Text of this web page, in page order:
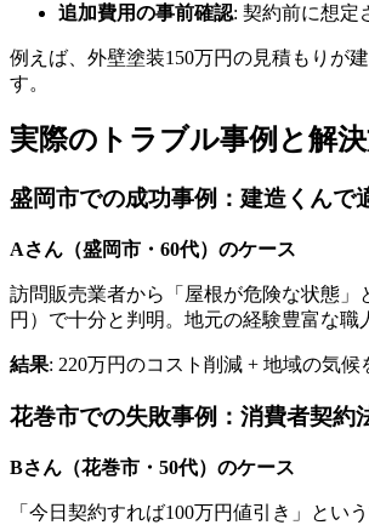
追加費用の事前確認: 契約前に想定
例えば、外壁塗装150万円の見積もりが
す。
実際のトラブル事例と解
盛岡市での成功事例：建造くんで
Aさん（盛岡市・60代）のケース
訪問販売業者から「屋根が危険な状態
円）で十分と判明。地元の経験豊富な職
結果: 220万円のコスト削減 + 地域の気
花巻市での失敗事例：消費者契約
Bさん（花巻市・50代）のケース
「今日契約すれば100万円値引き」と